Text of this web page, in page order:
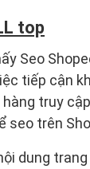
top
Seo
tiếp cận
truy
seo trên
dung